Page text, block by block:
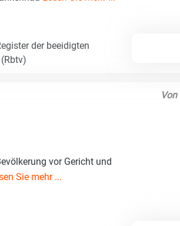
der beeidigten
Von
vor Gericht und
Sie mehr ...